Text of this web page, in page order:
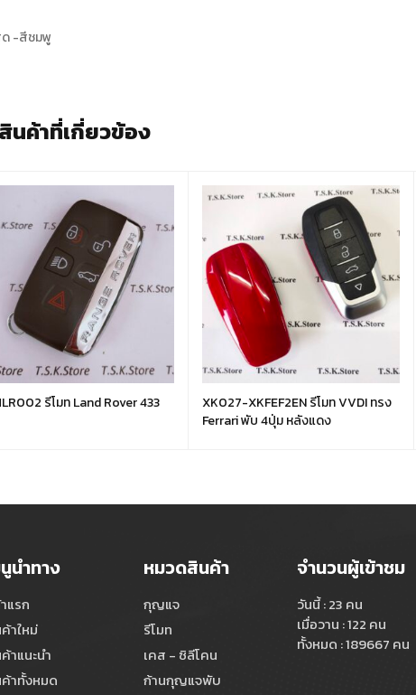
ด -สีชมพู
สินค้าที่เกี่ยวข้อง
OEMLR002 รีโมท Land Rover 433
XK027-XKFEF2EN รีโมท VVDI ทรง
Ferrari พับ 4ปุ่ม หลังแดง
นำทาง
แรก
าใหม่
าแนะนำ
าทั้งหมด
หมวดสินค้า
กุญแจ
รีโมท
เคส - ซิลีโคน
ก้านกุญแจพับ
จำนวนผู้เข้าชม
วันนี้ : 23 คน
เมื่อวาน : 122 คน
ทั้งหมด : 189667 คน